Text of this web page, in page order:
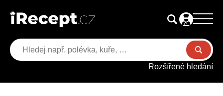
Rozšířené hledání